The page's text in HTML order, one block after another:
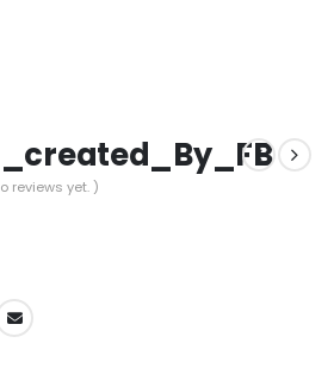
reviews yet. )